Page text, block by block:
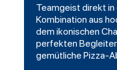
Teamgeist direkt in
Kombination aus
dem ikonischen
perfekten
gemütliche Pizza-